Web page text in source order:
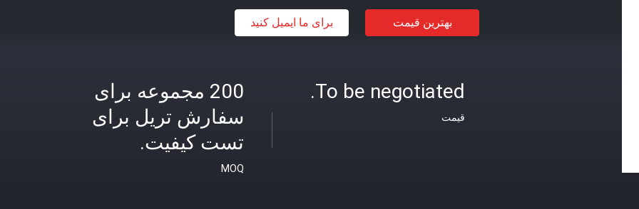
بهترین قیمت برای ما ایمیل کنید
200 مجموعه برای
سفارش تریل برای
تست کیفیت.
MOQ
To be negotiated.
قیمت